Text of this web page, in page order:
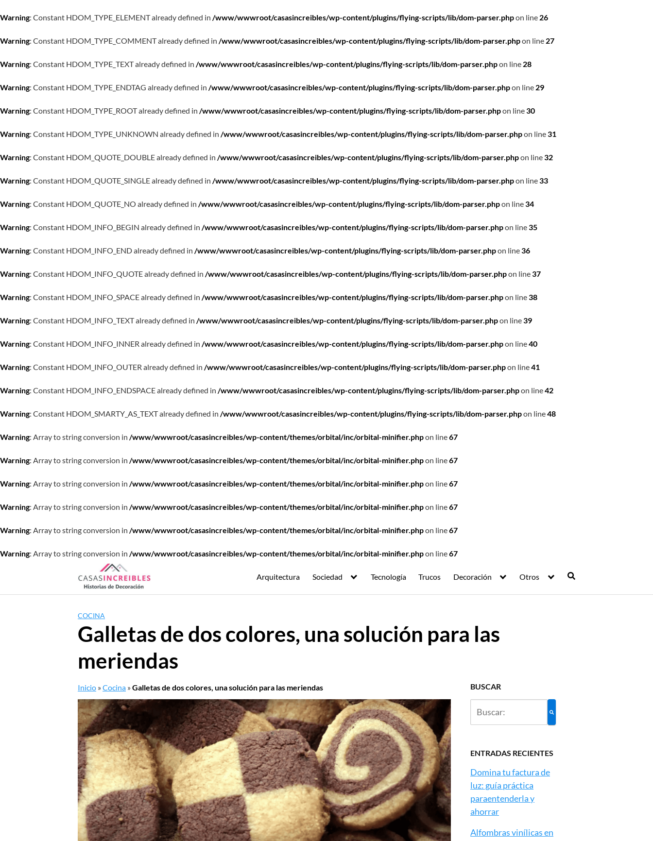
Warning: Constant HDOM_TYPE_ELEMENT already defined in /www/wwwroot/casasincreibles/wp-content/plugins/flying-scripts/lib/dom-parser.phpon line 26
Warning: Constant HDOM_TYPE_COMMENT already defined in /www/wwwroot/casasincreibles/wp-content/plugins/flying-scripts/lib/dom-parser.phpon line 27
Warning: Constant HDOM_TYPE_TEXT already defined in /www/wwwroot/casasincreibles/wp-content/plugins/flying-scripts/lib/dom-parser.phpon line 28
Warning: Constant HDOM_TYPE_ENDTAG already defined in /www/wwwroot/casasincreibles/wp-content/plugins/flying-scripts/lib/dom-parser.phpon line 29
Warning: Constant HDOM_TYPE_ROOT already defined in /www/wwwroot/casasincreibles/wp-content/plugins/flying-scripts/lib/dom-parser.phpon line30
Warning: Constant HDOM_TYPE_UNKNOWN already defined in /www/wwwroot/casasincreibles/wp-content/plugins/flying-scripts/lib/dom-parser.phpon line31
Warning: Constant HDOM_QUOTE_DOUBLE already defined in /www/wwwroot/casasincreibles/wp-content/plugins/flying-scripts/lib/dom-parser.phpon line32
Warning: Constant HDOM_QUOTE_SINGLE already defined in /www/wwwroot/casasincreibles/wp-content/plugins/flying-scripts/lib/dom-parser.phpon line33
Warning: Constant HDOM_QUOTE_NO already defined in /www/wwwroot/casasincreibles/wp-content/plugins/flying-scripts/lib/dom-parser.phpon line34
Warning: Constant HDOM_INFO_BEGIN already defined in /www/wwwroot/casasincreibles/wp-content/plugins/flying-scripts/lib/dom-parser.phpon line35
Warning: Constant HDOM_INFO_END already defined in /www/wwwroot/casasincreibles/wp-content/plugins/flying-scripts/lib/dom-parser.phpon line36
Warning: Constant HDOM_INFO_QUOTE already defined in /www/wwwroot/casasincreibles/wp-content/plugins/flying-scripts/lib/dom-parser.phpon line37
Warning: Constant HDOM_INFO_SPACE already defined in /www/wwwroot/casasincreibles/wp-content/plugins/flying-scripts/lib/dom-parser.phpon line38
Warning: Constant HDOM_INFO_TEXT already defined in /www/wwwroot/casasincreibles/wp-content/plugins/flying-scripts/lib/dom-parser.phpon line39
Warning: Constant HDOM_INFO_INNER already defined in /www/wwwroot/casasincreibles/wp-content/plugins/flying-scripts/lib/dom-parser.phpon line40
Warning: Constant HDOM_INFO_OUTER already defined in /www/wwwroot/casasincreibles/wp-content/plugins/flying-scripts/lib/dom-parser.phpon line41
Warning: Constant HDOM_INFO_ENDSPACE already defined in /www/wwwroot/casasincreibles/wp-content/plugins/flying-scripts/lib/dom-parser.phpon line42
Warning: Constant HDOM_SMARTY_AS_TEXT already defined in /www/wwwroot/casasincreibles/wp-content/plugins/flying-scripts/lib/dom-parser.phpon line48
Warning: Array to string conversion in /www/wwwroot/casasincreibles/wp-content/themes/orbital/inc/orbital-minifier.phpon line67
Warning: Array to string conversion in /www/wwwroot/casasincreibles/wp-content/themes/orbital/inc/orbital-minifier.phpon line67
Warning: Array to string conversion in /www/wwwroot/casasincreibles/wp-content/themes/orbital/inc/orbital-minifier.phpon line67
Warning: Array to string conversion in /www/wwwroot/casasincreibles/wp-content/themes/orbital/inc/orbital-minifier.phpon line67
Warning: Array to string conversion in /www/wwwroot/casasincreibles/wp-content/themes/orbital/inc/orbital-minifier.phpon line67
Warning: Array to string conversion in /www/wwwroot/casasincreibles/wp-content/themes/orbital/inc/orbital-minifier.phpon line67
Arquitectura Sociedad Tecnología Trucos Decoración Otros
COCINA
Galletas de dos colores, una solución para las
meriendas
Inicio »Cocina »Galletas de dos colores, una solución para las meriendas BUSCAR
ENTRADAS RECIENTES
Domina tu factura de
luz: guía práctica
paraentenderla y
ahorrar
Alfombras vinílicas en